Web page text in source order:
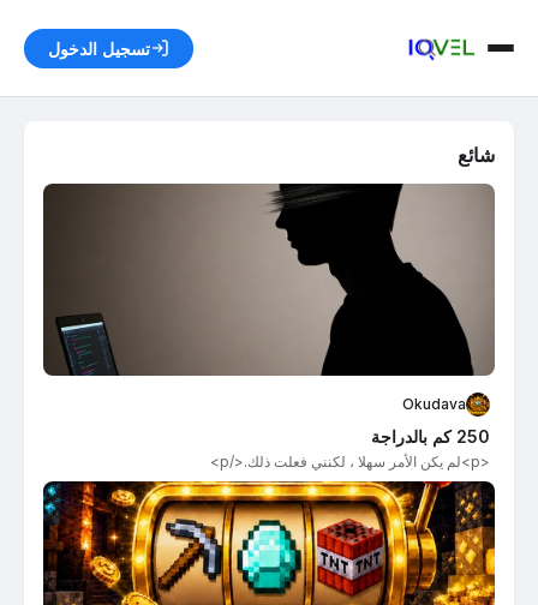
تسجيل الدخول
شائع
Okudava
250 كم بالدراجة
<p>لم يكن الأمر سهلا ، لكنني فعلت ذلك.</p>